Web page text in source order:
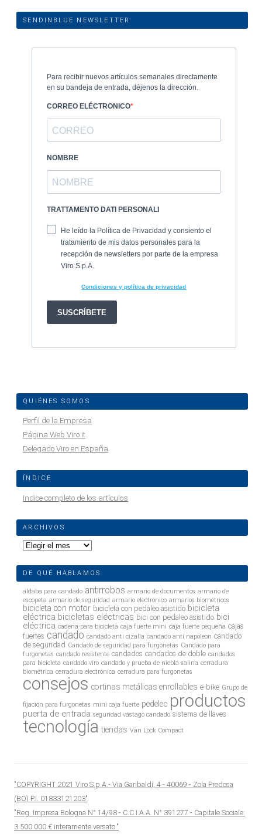
SENDINBLUE NEWSLETTER
QUIÉNES SOMOS
Perfil de la Empresa
Página Web Viro.it
Delegado Viro en España
ÍNDICE
Indice completo de los artículos
ARCHIVOS
Archivos
DE QUÉ HABLAMOS
aldaba para candado antirrobos armario de documentos armario de
escopeta armario de seguridad armario electrónico armarios biométricos
bicicleta con motor bicicleta con pedaleo asistido bicicleta
eléctrica bicicletas eléctricas bici con pedaleo asistido bici
eléctrica cadena para bicicleta caja fuerte mini caja fuerte pequeña cajas
fuertes candado candado anti cizalla candado anti napoleon candado
de seguridad Candado de seguridad para furgonetas Candado para
furgonetas candado resistente candados candados de doble candados
para bicicleta candado viro candado y prueba de niebla salina cerradura
biométrica cerradura electrónica cerradura para furgonetas
consejos cortinas metálicas enrollables e-bike Grupo de
fijación para furgonetas mini caja fuerte pedelec productos
puerta de entrada seguridad vástago candado sistema de llaves
tecnología tiendas Van Lock Compact
"COPYRIGHT 2021 Viro S.p.A.- Via Garibaldi, 4 - 40069 - Zola Predosa
(BO) P.I. 01833121203"
"Reg. Impresa Bologna N° 14/98 - C.C.I.A.A. N° 391277 - Capitale Sociale:
3.500.000 € interamente versato."